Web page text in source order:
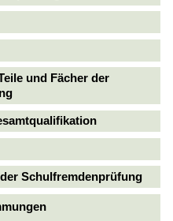
und Fächer der
Schulfremdenprüfung